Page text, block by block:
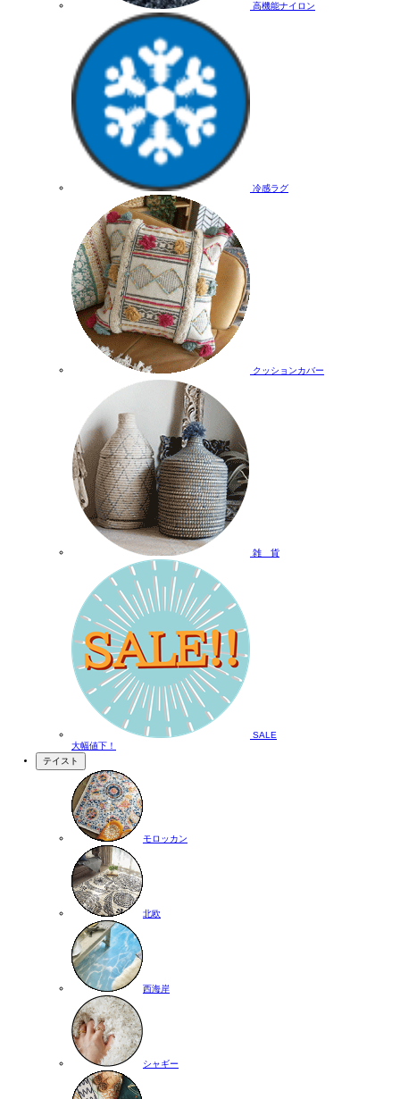
高機能ナイロン
冷感ラグ
クッションカバー
雑 貨
SALE
大幅値下！
テイスト
モロッカン
北欧
西海岸
シャギー